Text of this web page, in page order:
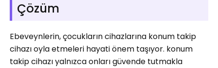
Çözüm
Ebeveynlerin, çocukların cihazlarına konum takip
cihazı oyla etmeleri hayati önem taşıyor. konum
takip cihazı yalnızca onları güvende tutmakla